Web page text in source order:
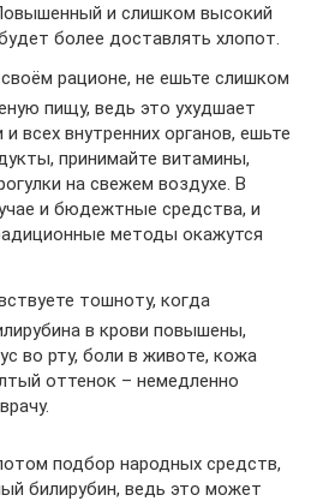
и слишком высокий
более доставлять хлопот.
рационе, не ешьте слишком
пищу, ведь это ухудшает
всех внутренних органов, ешьте
принимайте витамины,
на свежем воздухе. В
и бюдежтные средства, и
методы окажутся
тошноту, когда
в крови повышены,
во рту, боли в животе, кожа
оттенок – немедленно
подбор народных средств,
билирубин, ведь это может